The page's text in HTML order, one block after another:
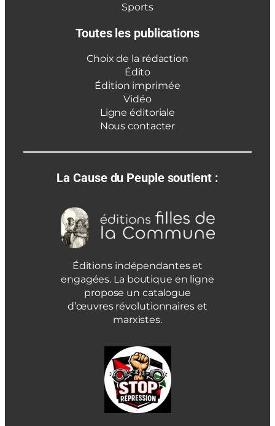
Sports
Toutes les publications
Choix de la rédaction
Édito
Édition imprimée
Vidéo
Ligne éditoriale
Nous contacter
La Cause du Peuple soutient :
Éditions indépendantes et
engagées. La boutique en ligne
propose un catalogue
d’œuvres révolutionnaires et
marxistes.